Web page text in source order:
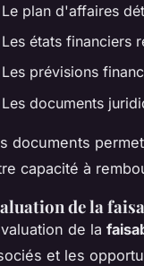
Le plan d'affaires
Les états financiers
Les prévisions
Les documents
documents
capacité à
de la
de la
et les